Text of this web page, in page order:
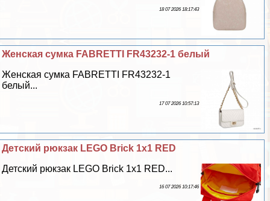
18 07 2026 18:17:43
Женская сумка FABRETTI FR43232-1 белый
Женская сумка FABRETTI FR43232-1
белый...
17 07 2026 10:57:13
Детский рюкзак LEGO Brick 1x1 RED
Детский рюкзак LEGO Brick 1x1 RED...
16 07 2026 10:17:46